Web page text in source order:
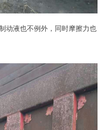
动液也不例外，同时摩擦力也